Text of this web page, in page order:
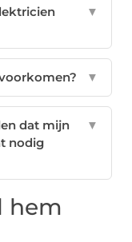
▼
▼
dat mijn
nodig
▼
hem